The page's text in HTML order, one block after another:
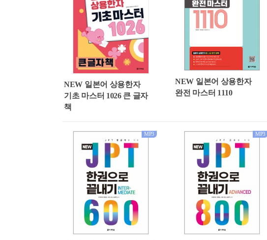
NEW 일본어 상용한자
기초 마스터 1026 큰 글자
책
NEW 일본어 상용한자
완전 마스터 1110
MP3 MP3